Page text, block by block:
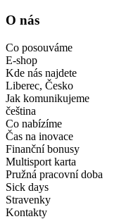
O nás
Co posouváme
E-shop
Kde nás najdete
Liberec, Česko
Jak komunikujeme
čeština
Co nabízíme
Čas na inovace
Finanční bonusy
Multisport karta
Pružná pracovní doba
Sick days
Stravenky
Kontakty